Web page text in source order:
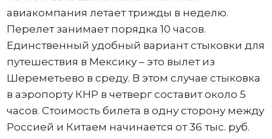
авиакомпания летает трижды в неделю.
Перелет занимает порядка 10 часов.
Единственный удобный вариант стыковки для
путешествия в Мексику – это вылет из
Шереметьево в среду. В этом случае стыковка
в аэропорту КНР в четверг составит около 5
часов. Стоимость билета в одну сторону между
Россией и Китаем начинается от 36 тыс. руб.